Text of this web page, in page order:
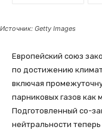
Источник: Getty Images
Европейский союз
по достижению
включая
парниковых газов как
Подготовленный со-
нейтральности